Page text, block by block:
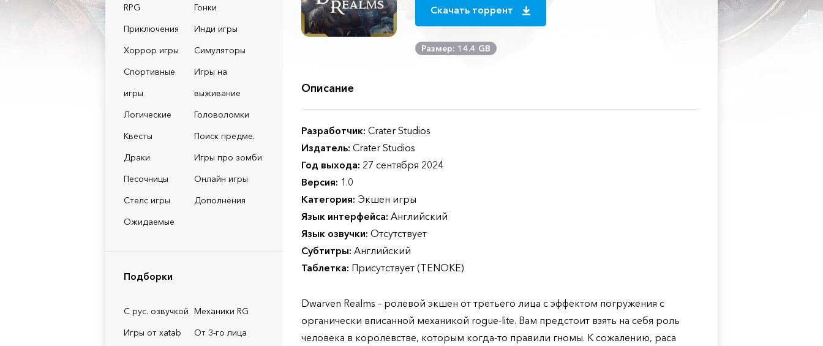
RPG
Гонки
Приключения
Инди игры
Хоррор игры
Симуляторы
Спортивные
игры
Игры на
выживание
Логические
Головоломки
Квесты
Поиск предме.
Драки
Игры про зомби
Песочницы
Онлайн игры
Стелс игры
Дополнения
Ожидаемые
Подборки
С рус. озвучкой Механики RG
Игры от xatab
От 3-го лица
Скачать торрент
Размер: 14.4 GB
Описание
Разработчик: Crater Studios
Издатель: Crater Studios
Год выхода: 27 сентября 2024
Версия: 1.0
Категория: Экшен игры
Язык интерфейса: Английский
Язык озвучки: Отсутствует
Субтитры: Английский
Таблетка: Присутствует (TENOKE)
Dwarven Realms – ролевой экшен от третьего лица с эффектом погружения с
органически вписанной механикой rogue-lite. Вам предстоит взять на себя роль
человека в королевстве, которым когда-то правили гномы. К сожалению, раса